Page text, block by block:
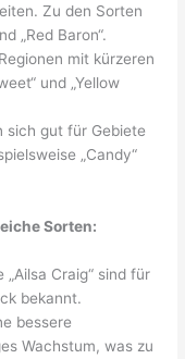
Zu den Sorten
„Red Baron“.
mit kürzeren
und „Yellow
sich gut für Gebiete
„Candy“
Sorten:
Craig“ sind für
bekannt.
bessere
Wachstum, was zu